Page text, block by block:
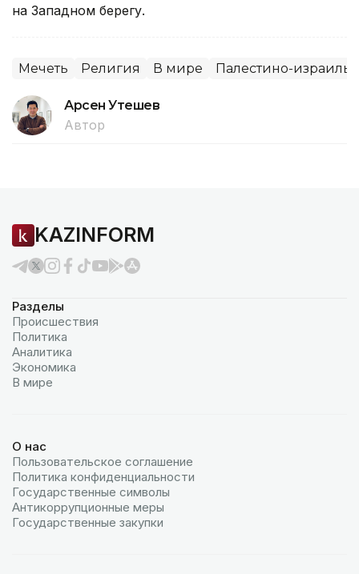
на Западном берегу.
Мечеть Религия В мире Палестино-
Арсен Утешев
Автор
KAZINFORM
Разделы
Происшествия
Политика
Аналитика
Экономика
В мире
О нас
Пользовательское соглашение
Политика конфиденциальности
Государственные символы
Антикоррупционные меры
Государственные закупки